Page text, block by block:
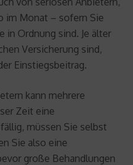
im Monat – sofern Sie
in Ordnung sind. Je älter
Versicherung sind,
Einstiegsbeitrag.
kann mehrere
Zeit eine
müssen Sie selbst
Sie also eine
große Behandlungen